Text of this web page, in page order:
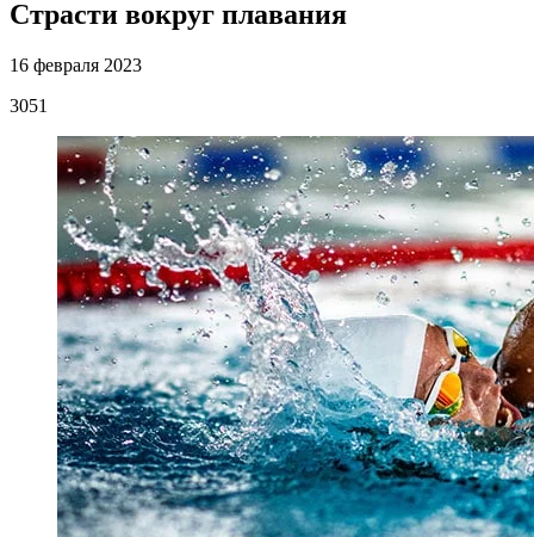
Страсти вокруг плавания
16 февраля 2023
3051